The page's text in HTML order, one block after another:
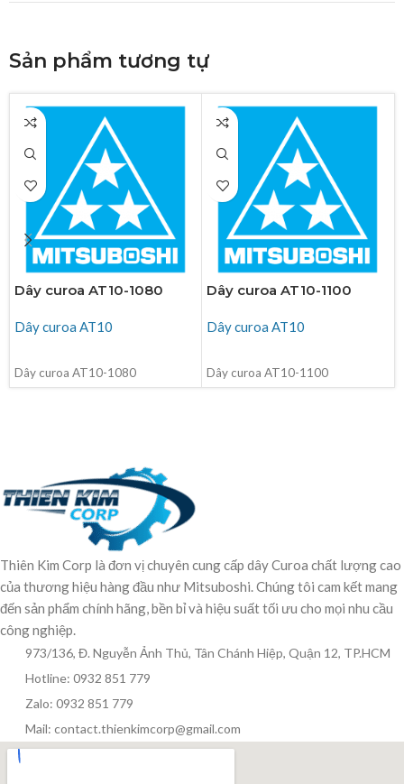
Sản phẩm tương tự
Dây curoa AT10-1080
Dây curoa AT10
Dây curoa AT10-1080
Dây curoa AT10-1100
Dây curoa AT10
Dây curoa AT10-1100
Thiên Kim Corp là đơn vị chuyên cung cấp dây Curoa chất lượng cao
của thương hiệu hàng đầu như Mitsuboshi. Chúng tôi cam kết mang
đến sản phẩm chính hãng, bền bỉ và hiệu suất tối ưu cho mọi nhu cầu
công nghiệp.
973/136, Đ. Nguyễn Ảnh Thủ, Tân Chánh Hiệp, Quận 12, TP.HCM
Hotline: 0932 851 779
Zalo: 0932 851 779
Mail: contact.thienkimcorp@gmail.com